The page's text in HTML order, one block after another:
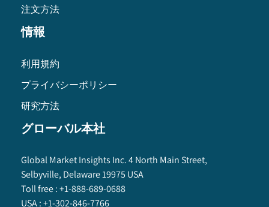
注文方法
情報
利用規約
プライバシーポリシー
研究方法
グローバル本社
Global Market Insights Inc. 4 North Main Street,
Selbyville, Delaware 19975 USA
Toll free :+1-888-689-0688
USA :+1-302-846-7766